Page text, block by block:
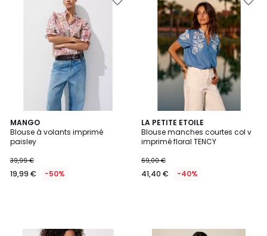
MANGO
Blouse à volants imprimé
paisley
39,99 €
19,99 € -50%
LA PETITE ETOILE
Blouse manches courtes col v
imprimé floral TENCY
69,00 €
41,40 € -40%